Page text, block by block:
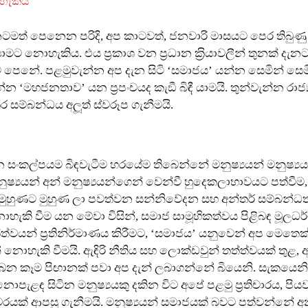
පෙනෙන පරිදි, අප කාටවත්, ජනවාරි මාසයට පෙර
නොහැකිය. එය ප‍්‍රකාශ වන ප‍්‍රධාන ක‍්‍රියාවලීන් තුනක්
පළමුවැන්න අප දැන සිටි ‘සමාජය’ යන්න සෙමින්
‘මහජනතාව’ යන ප‍්‍රපංචයද කැඞී බිඳී යාමයි. තුන්වැන්න
සම්බන්ධය අලූත් ස්වරූප ගැනීමයි.
සංකල්පයම බිඳවැටීම හරයේම තිබෙන්නේ මනුෂ්‍යයන්
අන් මනුෂ්‍යයන්ගෙන් වෙන්වී හුදෙකලාභාවයට පත්වීම,
මුහුණ ලා පවත්වන සන්නිවේදන සහ අන්තර්
වීම යන මේවා විසින්, සමාජ සාමූහිකත්වය පිළිබඳ
ප‍්‍රතිනිර්මාණය කිරීමට, ‘සමාජය’ යනුවෙන් අප
නොහැකි වීමයි. ඇඳිරි නීතිය සහ ලොක්ඩවුන් තත්ත්වයක් තුළ,
කෑම පිඟානක් පවා අප දැන් ලබාගන්නේ බියෙනි.
සිටින මනුෂ්‍යයකු දකින විට අපේ පළමු ප‍්‍රතිචාරය,
ආපසු ගැනීමයි. මනුෂ්‍යයන් සමාජයක් බවට පත්වන්නේ